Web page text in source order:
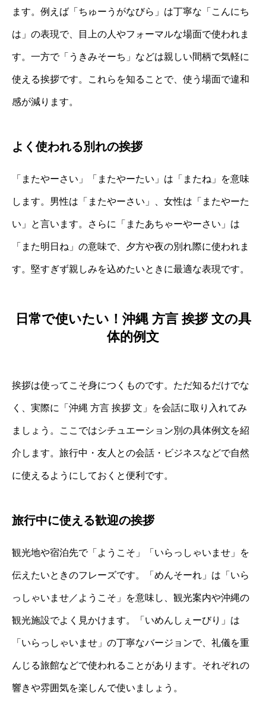
ます。例えば「ちゅーうがなびら」は丁寧な「こんにち
は」の表現で、目上の人やフォーマルな場面で使われま
す。一方で「うきみそーち」などは親しい間柄で気軽に
使える挨拶です。これらを知ることで、使う場面で違和
感が減ります。
よく使われる別れの挨拶
「またやーさい」「またやーたい」は「またね」を意味
します。男性は「またやーさい」、女性は「またやーた
い」と言います。さらに「またあちゃーやーさい」は
「また明日ね」の意味で、夕方や夜の別れ際に使われま
す。堅すぎず親しみを込めたいときに最適な表現です。
日常で使いたい！沖縄 方言 挨拶 文の具
体的例文
挨拶は使ってこそ身につくものです。ただ知るだけでな
く、実際に「沖縄 方言 挨拶 文」を会話に取り入れてみ
ましょう。ここではシチュエーション別の具体例文を紹
介します。旅行中・友人との会話・ビジネスなどで自然
に使えるようにしておくと便利です。
旅行中に使える歓迎の挨拶
観光地や宿泊先で「ようこそ」「いらっしゃいませ」を
伝えたいときのフレーズです。「めんそーれ」は「いら
っしゃいませ／ようこそ」を意味し、観光案内や沖縄の
観光施設でよく見かけます。「いめんしぇーびり」は
「いらっしゃいませ」の丁寧なバージョンで、礼儀を重
んじる旅館などで使われることがあります。それぞれの
響きや雰囲気を楽しんで使いましょう。